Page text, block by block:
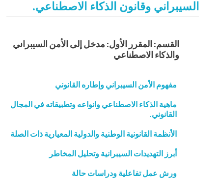
السيبراني وقانون الذكاء الاصطناعي.
القسم: المقرر الأول: مدخل إلى الأمن السيبراني
والذكاء الاصطناعي
مفهوم الأمن السيبراني وإطاره القانوني
ماهية الذكاء الاصطناعي وانواعه وتطبيقاته في المجال
القانوني.
الأنظمة القانونية الوطنية والدولية المعيارية ذات الصلة
أبرز التهديدات السيبرانية وتحليل المخاطر
ورش عمل تفاعلية ودراسات حالة